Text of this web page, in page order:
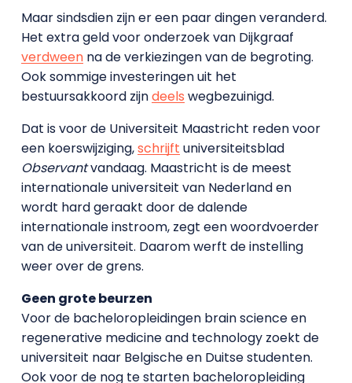
Maar sindsdien zijn er een paar dingen veranderd.
Het extra geld voor onderzoek van Dijkgraaf
verdweenna de verkiezingen van de begroting.
Ook sommige investeringen uit het
bestuursakkoord zijndeels wegbezuinigd.
Dat is voor de Universiteit Maastricht reden voor
een koerswijziging,schrijft universiteitsblad
Observantvandaag. Maastricht is de meest
internationale universiteit van Nederland en
wordt hard geraakt door de dalende
internationale instroom, zegt een woordvoerder
van de universiteit. Daarom werft de instelling
weer over de grens.
Geen grote beurzen
Voor de bacheloropleidingen brain science en
regenerative medicine and technology zoekt de
universiteit naar Belgische en Duitse studenten.
Ook voor de nog te starten bacheloropleiding